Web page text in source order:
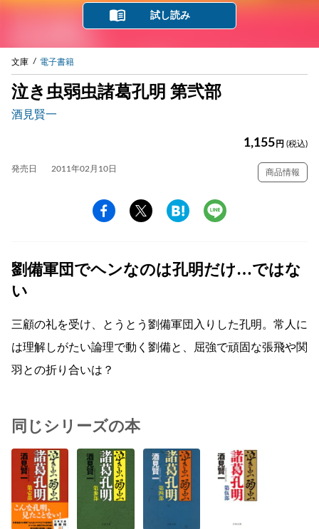
試し読み
文庫 電子書籍
泣き虫弱虫諸葛孔明 第弐部
酒見賢一
1,155 円 (税込)
発売日 2011年02月10日 商品情報
劉備軍団でヘンなのは孔明だけ…ではな
い
三顧の礼を受け、とうとう劉備軍団入りした孔明。常人に
は理解しがたい論理で動く劉備と、屈強で頑固な張飛や関
羽との折り合いは？
同じシリーズの本